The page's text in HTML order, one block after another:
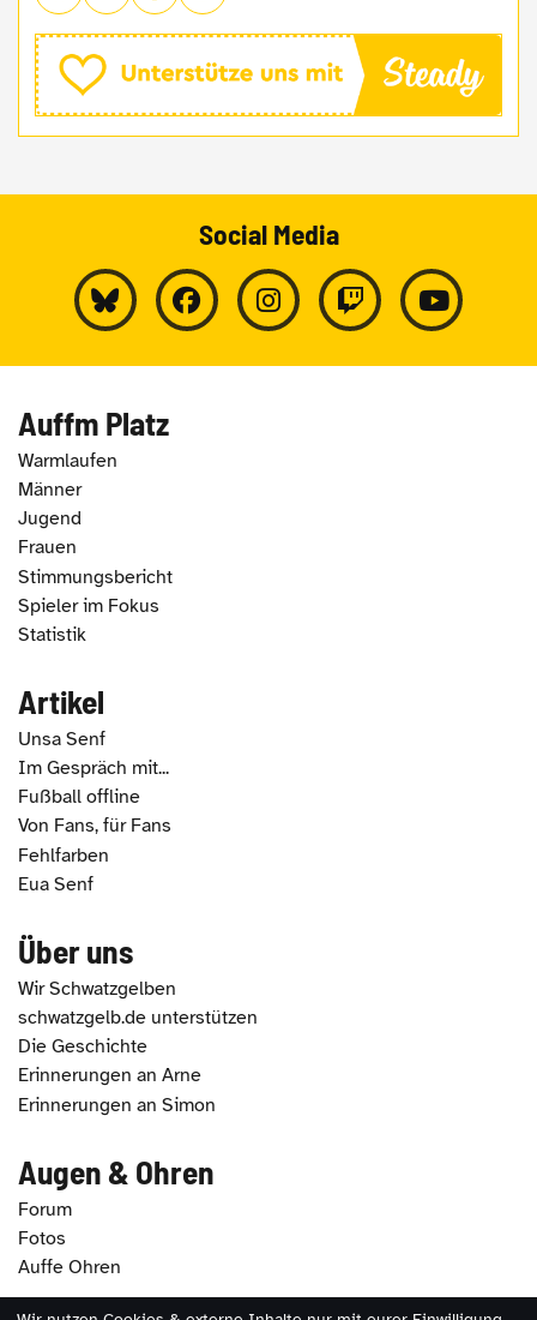
Social Media
Auffm Platz
Warmlaufen
Männer
Jugend
Frauen
Stimmungsbericht
Spieler im Fokus
Statistik
Artikel
Unsa Senf
Im Gespräch mit...
Fußball offline
Von Fans, für Fans
Fehlfarben
Eua Senf
Über uns
Wir Schwatzgelben
schwatzgelb.de unterstützen
Die Geschichte
Erinnerungen an Arne
Erinnerungen an Simon
Augen & Ohren
Forum
Fotos
Auffe Ohren